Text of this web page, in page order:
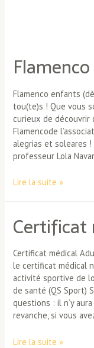
Flamenco enfants
tou(te)s ! Que vous
curieux de découvrir
Flamencode
alegrias et soleares
professeur Lola
Flamenco
Lire la suite »
Certificat
Certificat médical
le certificat médical
activité sportive de
de santé (QS Sport)
questions : il n’y
revanche, si vous
Certificat
Lire la suite »